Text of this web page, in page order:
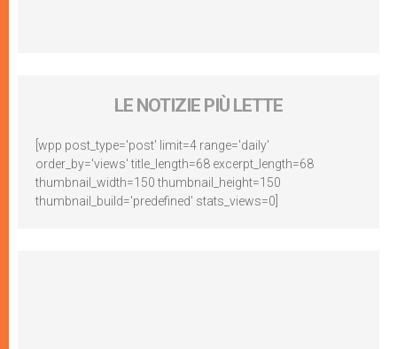
LE NOTIZIE PIÙ LETTE
[wpp post_type='post' limit=4 range='daily'
order_by='views' title_length=68 excerpt_length=68
thumbnail_width=150 thumbnail_height=150
thumbnail_build='predefined' stats_views=0]